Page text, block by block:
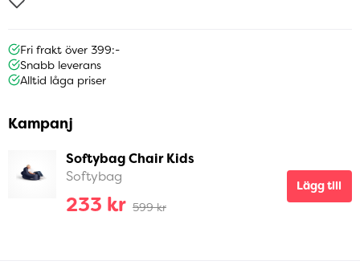
Fri frakt över 399:-
Snabb leverans
Alltid låga priser
Kampanj
Softybag Chair Kids
Softybag
233 kr 599 kr
Lägg till